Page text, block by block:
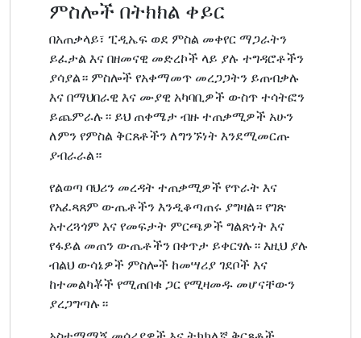
ምስሎች በትክክል ቀይር
በአጠቃላይ፣ ፒዲኤፍ ወደ ምስል መቀየር ማጋራትን
ይፈታል እና በዘመናዊ መድረኮች ላይ ያሉ ተግዳሮቶችን
ያሳያል። ምስሎች የአቀማመጥ መረጋጋትን ይጠብቃሉ
እና በማህበራዊ እና ሙያዊ አካባቢዎች ውስጥ ተሳትፎን
ይጨምራሉ። ይህ ጠቀሜታ ብዙ ተጠቃሚዎች አሁን
ለምን የምስል ቅርጸቶችን ለግንኙነት እንደሚመርጡ
ያብራራል።
የልወጣ ባህሪን መረዳት ተጠቃሚዎች የጥራት እና
የአፈጻጸም ውጤቶችን እንዲቆጣጠሩ ያግዛል። የገጽ
አተረጓጎም እና የመፍታት ምርጫዎች ግልጽነት እና
የፋይል መጠን ውጤቶችን በቀጥታ ይቀርፃሉ። እዚህ ያሉ
ብልህ ውሳኔዎች ምስሎች ከመሣሪያ ገደቦች እና
ከተመልካቾች የሚጠበቁ ጋር የሚዛመዱ መሆናቸውን
ያረጋግጣሉ።